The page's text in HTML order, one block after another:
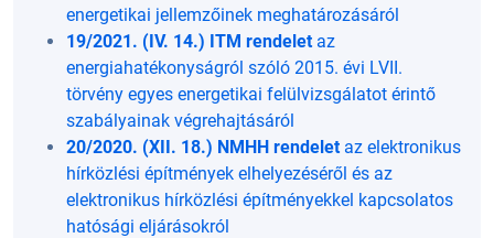
energetikai jellemzőinek meghatározásáról
19/2021. (IV. 14.) ITM rendeletaz
energiahatékonyságról szóló 2015. évi LVII.
törvény egyes energetikai felülvizsgálatot érintő
szabályainak végrehajtásáról
20/2020. (XII. 18.) NMHH rendeletaz elektronikus
hírközlési építmények elhelyezéséről és az
elektronikus hírközlési építményekkel kapcsolatos
hatósági eljárásokról